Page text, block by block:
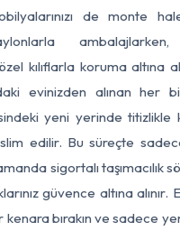
de monte
kılıflarla koruma altına
evinizden alınan her
yeni yerinde titizlikle
edilir. Bu süreçte
sigortalı taşımacılık
güvence altına alınır.
bırakın ve sadece